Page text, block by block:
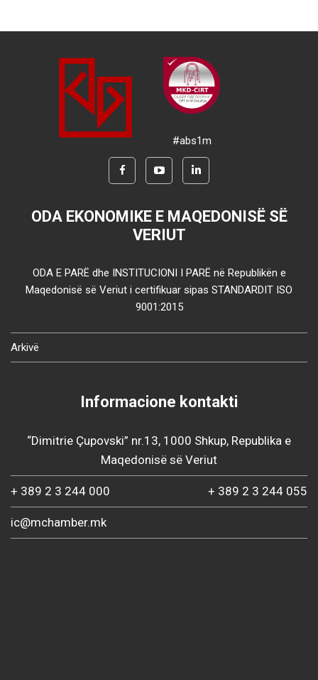
#abs1m
ODA EKONOMIKE E MAQEDONISË SË
VERIUT
ODA E PARË dhe INSTITUCIONI I PARË në Republikën e
Maqedonisë së Veriut i certifikuar sipas STANDARDIT ISO
9001:2015
Arkivë
Informacione kontakti
“Dimitrie Çupovski” nr.13, 1000 Shkup, Republika e
Maqedonisë së Veriut
+ 389 2 3 244 000 + 389 2 3 244 055
ic@mchamber.mk